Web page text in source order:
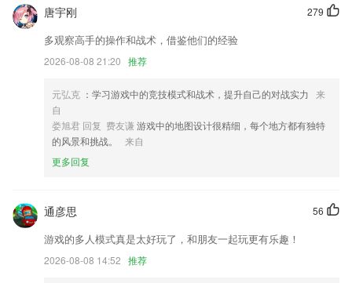
上新增违规退票提醒。
优化充值活动；
全新上线的赚积分系统，快去赚积分兑好礼吧
蓝牙钥匙连接状态通知
优化管家信息
联系我们
以上就是best365的介绍，如果您喜欢这款软件，您可以到应用商店进行
打分评论，说出您的使用经历，以帮助我们更好的对产品进行优化修改。
279
唐宇刚
多观察高手的操作和战术，借鉴他们的经验
2026-08-08 21:20 推荐
元弘克 ：学习游戏中的竞技模式和战术，提升自己的对战实力 来
自
娄旭君 回复 费友谦游戏中的地图设计很精细，每个地方都有独特
的风景和挑战。
来自
更多回复
56
通彦思
游戏的多人模式真是太好玩了，和朋友一起玩更有乐趣！
2026-08-08 14:52 推荐